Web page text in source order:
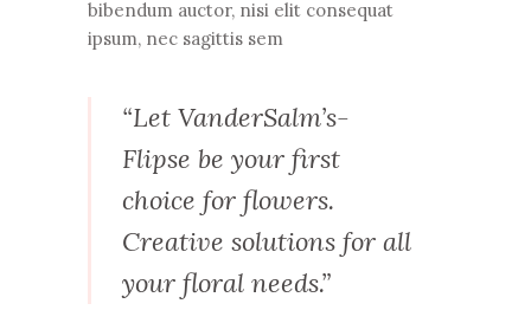
bibendum auctor, nisi elit consequat
ipsum, nec sagittis sem
“Let VanderSalm’s-
Flipse be your first
choice for flowers.
Creative solutions for all
your floral needs.”